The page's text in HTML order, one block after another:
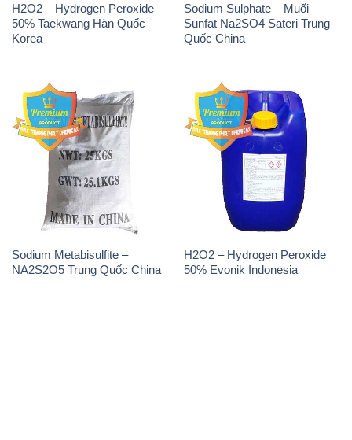
H2O2 – Hydrogen Peroxide
50% Taekwang Hàn Quốc
Korea
Sodium Sulphate – Muối
Sunfat Na2SO4 Sateri Trung
Quốc China
Sodium Metabisulfite –
NA2S2O5 Trung Quốc China
H2O2 – Hydrogen Peroxide
50% Evonik Indonesia